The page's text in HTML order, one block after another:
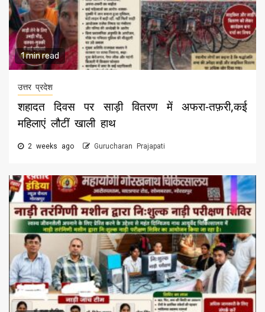
1 min read
उत्तर प्रदेश
शहादत दिवस पर साड़ी वितरण में अफरा-तफ़री,कई
महिलाएं लौटीं खाली हाथ
2 weeks ago Gurucharan Prajapati